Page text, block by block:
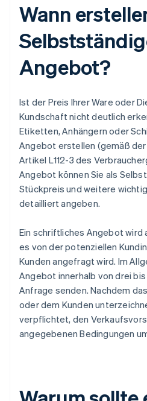
Wann
Angebot?
Ist der Preis Ihrer Ware oder
Kundschaft nicht deutlich
Etiketten, Anhängern oder
Angebot erstellen (gemäß
Artikel L112-3 des
Angebot können Sie als
Stückpreis und weitere
detailliert angeben.
Ein schriftliches Angebot wird
es von der potenziellen
Kunden angefragt wird. Im
Angebot innerhalb von drei
Anfrage senden. Nachdem
oder dem Kunden
verpflichtet, den
angegebenen Bedingungen